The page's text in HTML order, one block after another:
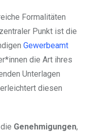
Formalitäten
Punkt ist die
Gewerbeamt
die Art ihres
Unterlagen
diesen
Genehmigungen,